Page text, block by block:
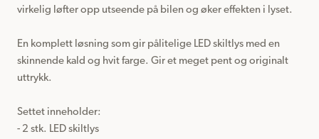
virkelig løfter opp utseende på bilen og øker effekten i lyset.
En komplett løsning som gir pålitelige LED skiltlys med en
skinnende kald og hvit farge. Gir et meget pent og originalt
uttrykk.
Settet inneholder:
- 2 stk. LED skiltlys